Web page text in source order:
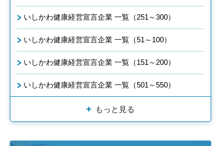
いしかわ健康経営宣言企業 一覧（251～300）
いしかわ健康経営宣言企業 一覧（51～100）
いしかわ健康経営宣言企業 一覧（151～200）
いしかわ健康経営宣言企業 一覧（501～550）
もっと見る